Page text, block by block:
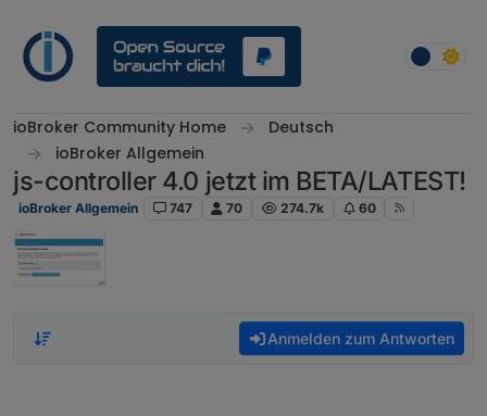
ioBroker Community Home
Deutsch
ioBroker Allgemein
js-controller 4.0 jetzt im BETA/LATEST!
ioBroker Allgemein 747 70 274.7k 60
Anmelden zum Antworten